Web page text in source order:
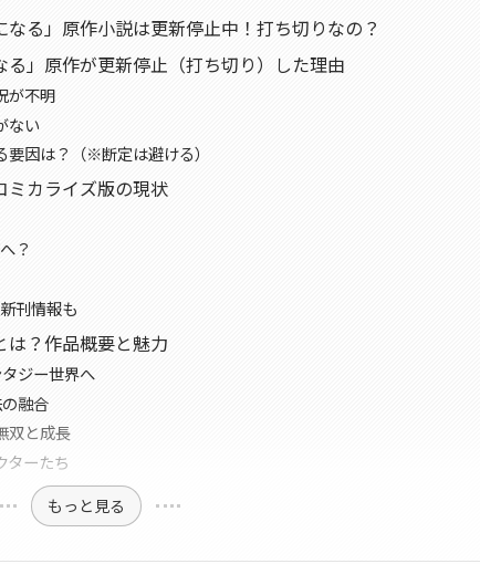
なる」原作小説は更新停止中！打ち切りなの？
」原作が更新停止（打ち切り）した理由
が不明
ない
因は？（※断定は避ける）
ミカライズ版の現状
？
刊情報も
は？作品概要と魅力
ジー世界へ
融合
双と成長
ターたち
もっと見る